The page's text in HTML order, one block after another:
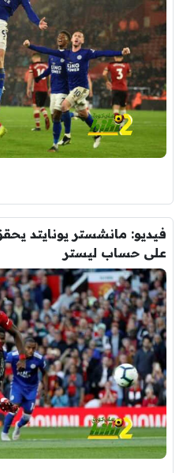
فيديو: مانشستر يونايتد
على حساب ليستر